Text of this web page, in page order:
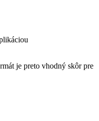
je preto vhodný skôr pre